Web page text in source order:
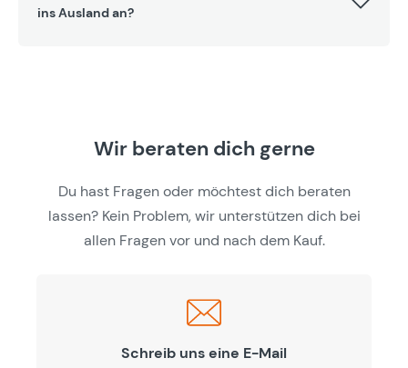
ins Ausland an?
Wir beraten dich gerne
Du hast Fragen oder möchtest dich beraten
lassen? Kein Problem, wir unterstützen dich bei
allen Fragen vor und nach dem Kauf.
Schreib uns eine E-Mail